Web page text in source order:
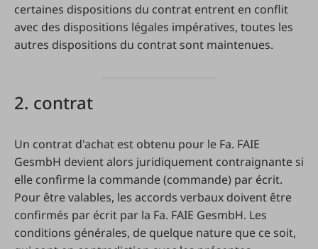
certaines dispositions du contrat entrent en conflit
avec des dispositions légales impératives, toutes les
autres dispositions du contrat sont maintenues.
2. contrat
Un contrat d'achat est obtenu pour le Fa. FAIE
GesmbH devient alors juridiquement contraignante si
elle confirme la commande (commande) par écrit.
Pour être valables, les accords verbaux doivent être
confirmés par écrit par la Fa. FAIE GesmbH. Les
conditions générales, de quelque nature que ce soit,